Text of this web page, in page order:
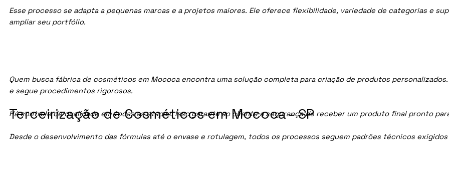
Esse processo se adapta a pequenas marcas e a projetos maiores. Ele oferece flexibilidade, variedade de categorias e
ampliar seu portfólio.
Quem busca fábrica de cosméticos em Mococa encontra uma solução completa para criação de produtos
e segue procedimentos rigorosos.
Há controle de qualidade em todas as etapas. Isso garante ao cliente a segurança de receber um produto final pronto
Desde o desenvolvimento das fórmulas até o envase e rotulagem, todos os processos seguem padrões técnicos
Terceirização de Cosméticos em Mococa - SP